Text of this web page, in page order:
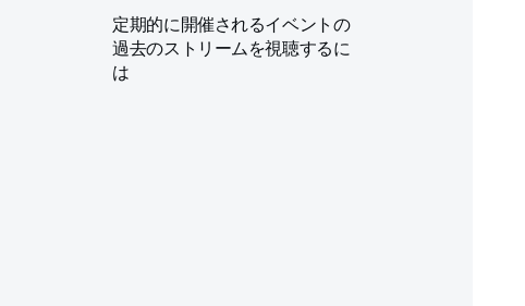
定期的に開催されるイベントの
過去のストリームを視聴するに
は